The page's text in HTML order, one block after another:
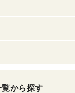
覧から探す